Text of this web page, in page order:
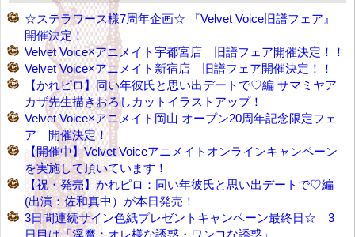
☆ステラワース様7周年企画☆ 『Velvet Voice旧譜フェア』
開催決定！
Velvet Voice×アニメイト宇都宮店 旧譜フェア開催決定！！
Velvet Voice×アニメイト新宿店 旧譜フェア開催決定！！
【かれピロ】同い年彼氏と思い出デートで♡編 サマミヤア
カザ先生描きおろしカットイラストアップ！
Velvet Voice×アニメイト岡山 オープン20周年記念限定フェ
ア 開催決定！
【開催中】Velvet Voiceアニメイトオンラインキャンペーン
を実施して頂いています！
【祝・発売】かれピロ：同い年彼氏と思い出デートで♡編
(出演：佐和真中）が本日発売！
3日間連続サイン色紙プレゼントキャンペーン最終日☆ 3
日目は「淫魔：オレ様な誘惑・ワンコな誘惑」